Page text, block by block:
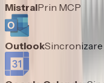
MistralPrin MCP
OutlookSincronizare